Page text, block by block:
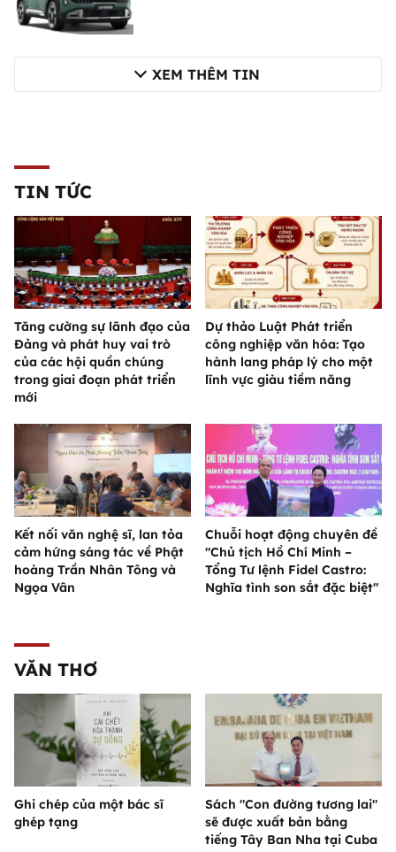
XEM THÊM TIN
TIN TỨC
Tăng cường sự lãnh đạo của
Đảng và phát huy vai trò
của các hội quần chúng
trong giai đoạn phát triển
mới
Dự thảo Luật Phát triển
công nghiệp văn hóa: Tạo
hành lang pháp lý cho một
lĩnh vực giàu tiềm năng
Kết nối văn nghệ sĩ, lan tỏa
cảm hứng sáng tác về Phật
hoàng Trần Nhân Tông và
Ngọa Vân
Chuỗi hoạt động chuyên đề
"Chủ tịch Hồ Chí Minh –
Tổng Tư lệnh Fidel Castro:
Nghĩa tình son sắt đặc biệt"
VĂN THƠ
Ghi chép của một bác sĩ
ghép tạng
Sách "Con đường tương lai"
sẽ được xuất bản bằng
tiếng Tây Ban Nha tại Cuba